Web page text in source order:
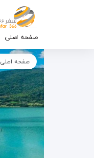
صفحه اصلی
صفحه اصلی